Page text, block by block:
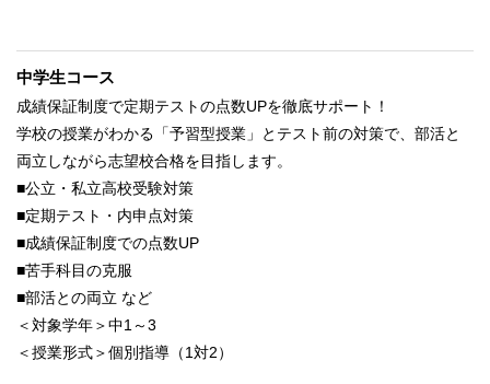
中学生コース
成績保証制度で定期テストの点数UPを徹底サポート！
学校の授業がわかる「予習型授業」とテスト前の対策で、部活と
両立しながら志望校合格を目指します。
■公立・私立高校受験対策
■定期テスト・内申点対策
■成績保証制度での点数UP
■苦手科目の克服
■部活との両立 など
＜対象学年＞中1～3
＜授業形式＞個別指導（1対2）